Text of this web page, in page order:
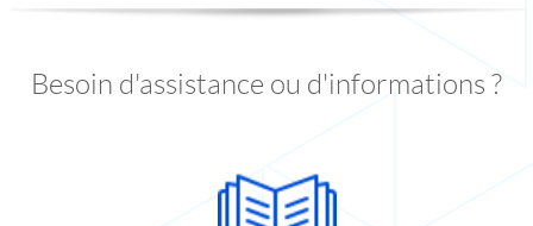
Besoin d'assistance ou d'informations ?